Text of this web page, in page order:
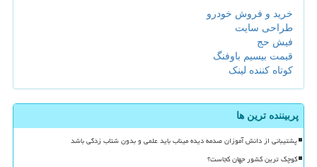
خرید و فروش خودرو
طراحی سایت
فیش حج
قیمت بیسیم باوفنگ
کوتاه کننده لینک
پربیننده ترین ها
پشتیبانی از دانش آموزان صدمه دیده میناب باید علمی و بدون شتاب زدگی باشد
کوچک ترین کشور جهان کجاست؟